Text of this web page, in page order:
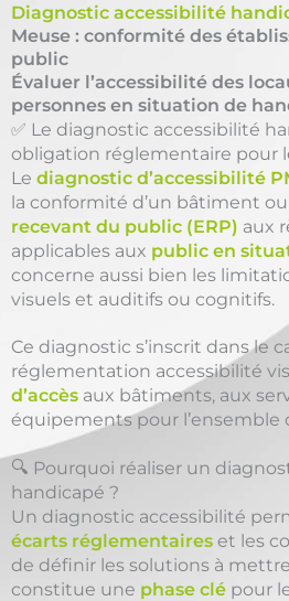
Diagnostic accessibilité
Meuse : conformité des
public
Évaluer l’accessibilité des
personnes en situation de
✅ Le diagnostic accessibilité
obligation réglementaire pour
Le diagnostic d’accessibilité
la conformité d’un bâtiment ou
recevant du public (ERP) aux
applicables aux public en
concerne aussi bien les
visuels et auditifs ou cognitifs.
Ce diagnostic s’inscrit dans le
réglementation accessibilité
d’accès aux bâtiments, aux
équipements pour l’ensemble
🔍 Pourquoi réaliser un
handicapé ?
Un diagnostic accessibilité
écarts réglementaires et les
de définir les solutions à
constitue une phase clé pour